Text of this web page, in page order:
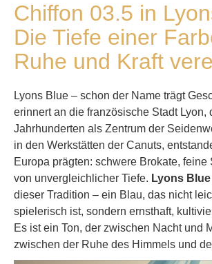
Chiffon 03.5 in
Die Tiefe einer
Ruhe und Kraft
Lyons Blue – schon der Name trägt
erinnert an die französische Stadt Lyon,
Jahrhunderten als Zentrum der
in den Werkstätten der Canuts,
Europa prägten: schwere Brokate, feine
von unvergleichlicher Tiefe. Lyons Blue
dieser Tradition – ein Blau, das nicht
spielerisch ist, sondern ernsthaft,
Es ist ein Ton, der zwischen Nacht und
zwischen der Ruhe des Himmels und